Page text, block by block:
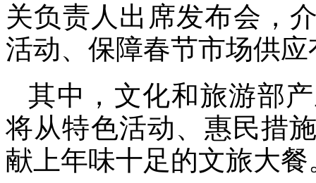
关负责人出席发布会，
活动、保障春节市场供
其中，文化和旅游部
将从特色活动、惠民措
献上年味十足的文旅大餐